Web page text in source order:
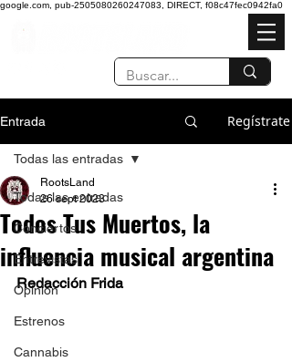
google.com, pub-2505080260247083, DIRECT, f08c47fec0942fa0
Entrada Regístrate
Todas las entradas
Conciertos
Entrevistas
Opinión
Estrenos
Cannabis
Todas las entradas
Todos Tus Muertos, la
influencia musical argentina
RootsLand
26 sept 2023
Redacción Frida